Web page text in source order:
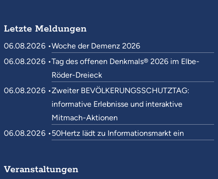
Letzte Meldungen
06.08.2026 •Woche der Demenz 2026
06.08.2026 •Tag des offenen Denkmals® 2026 im Elbe-
Röder-Dreieck
06.08.2026 •Zweiter BEVÖLKERUNGSSCHUTZTAG:
informative Erlebnisse und interaktive
Mitmach-Aktionen
06.08.2026 •50Hertz lädt zu Informationsmarkt ein
Veranstaltungen